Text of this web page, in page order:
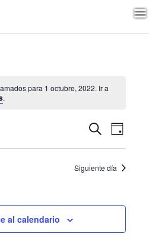
para 1 octubre, 2022. Ir a
.
de
y
Buscar
de
vistas
de
Día
Siguiente día
al calendario